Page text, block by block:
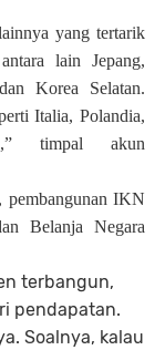
yang tertarik
lain Jepang,
Korea Selatan.
Italia, Polandia,
timpal akun
pembangunan IKN
Belanja Negara
terbangun,
pendapatan.
Soalnya, kalau